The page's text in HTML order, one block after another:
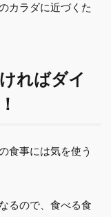
カラダに近づくた
ればダイ
食事には気を使う
るので、食べる食